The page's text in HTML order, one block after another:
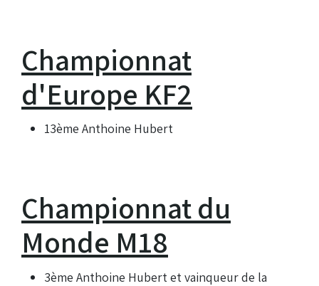
Championnat
d'Europe KF2
13ème Anthoine Hubert
Championnat du
Monde M18
3ème Anthoine Hubert et vainqueur de la